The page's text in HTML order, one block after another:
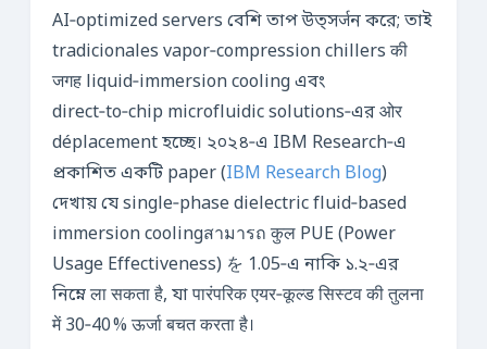
AI‑optimized servers বেশি তাপ উত্সर्जন করে; তাই
tradicionales vapor‑compression chillers की
जगह liquid‑immersion cooling এবং
direct‑to‑chip microfluidic solutions‑এর ओर
déplacement হচ্ছে। ২০২৪‑এ IBM Research‑এ
প্রকাশিত একটি paper (IBM Research Blog)
দেখায় যে single‑phase dielectric fluid‑based
immersion coolingสามารถ कुल PUE (Power
Usage Effectiveness) を 1.05‑এ নাকি ১.২‑এর
নিম্নে ला सकता है, যা पारंपरिक एयर‑कूल्ड सिस्टव की तुलना
में 30‑40 % ऊर्जा बचत करता है।